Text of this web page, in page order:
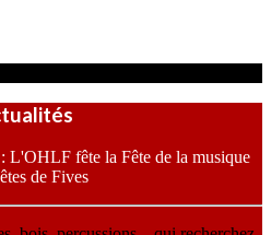
L'OHLF fête la Fête de la musique
de Fives